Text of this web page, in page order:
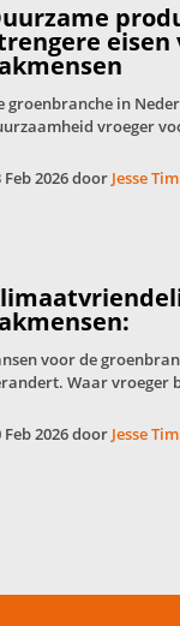
eisen
groenbranche in
vroeger
Feb 2026 door Jesse
voor de
Waar vroeger
Feb 2026 door Jesse